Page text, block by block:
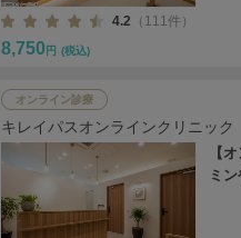
4.2 （111件）
8,750 円 (税込)
オンライン診療
キレイパスオンラインクリニック
【
ミ